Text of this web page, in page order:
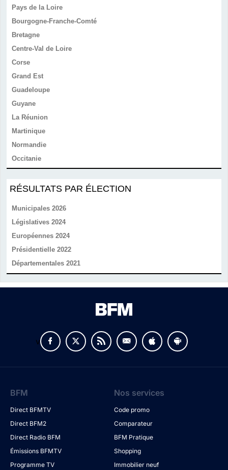
Pays de la Loire
Bourgogne-Franche-Comté
Bretagne
Centre-Val de Loire
Corse
Grand Est
Guadeloupe
Guyane
La Réunion
Martinique
Normandie
Occitanie
RÉSULTATS PAR ÉLECTION
Municipales 2026
Législatives 2024
Européennes 2024
Présidentielle 2022
Départementales 2021
v
BFM
Direct BFMTV
Direct BFM2
Direct Radio BFM
Émissions BFMTV
Programme TV
Nos services
Code promo
Comparateur
BFM Pratique
Shopping
Immobilier neuf